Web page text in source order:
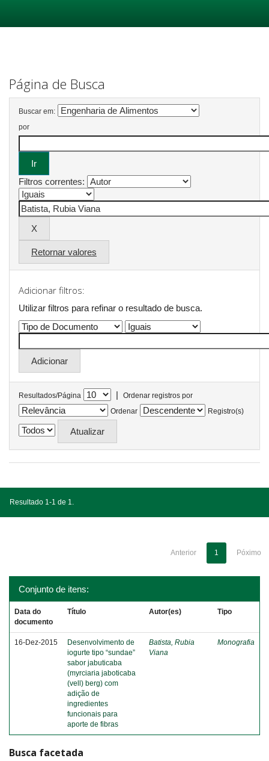
Página de Busca
Buscar em:
por
Filtros correntes:
Retornar valores
Adicionar filtros:
Utilizar filtros para refinar o resultado de busca.
Resultados/Página |
Ordenar registros por
Ordenar
Registro(s)
Resultado 1-1 de 1.
Anterior 1 Póximo
Conjunto de itens:
Data do
documento
Título Autor(es) Tipo
16-Dez-2015
Desenvolvimento de
iogurte tipo “sundae”
sabor jabuticaba
(myrciaria jaboticaba
(vell) berg) com
adição de
ingredientes
funcionais para
aporte de fibras
Batista, Rubia
Viana
Monografia
Busca facetada